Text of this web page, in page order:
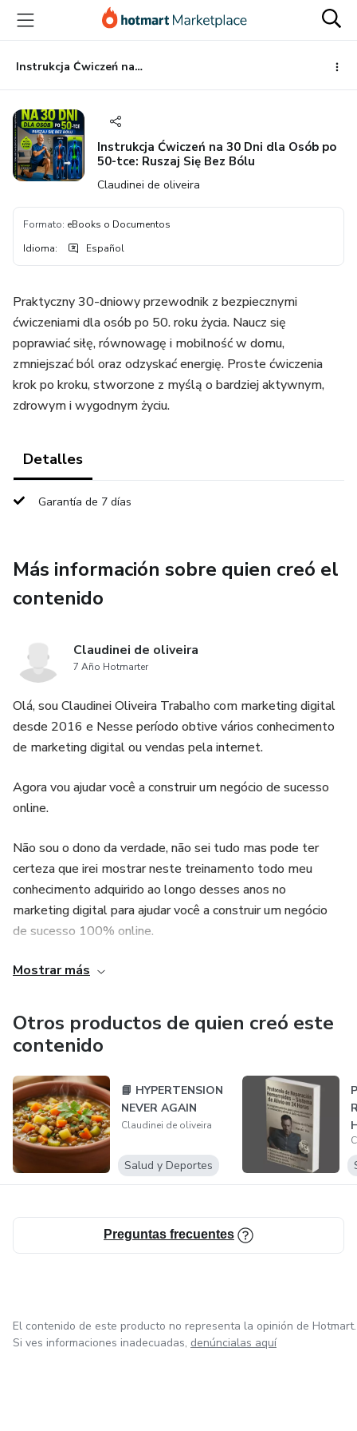
principal
página
de
página
Instrukcja Ćwiczeń na 30 Dni dla Osób po 50-tce: Ruszaj Się Bez Bólu
Instrukcja Ćwiczeń na 30 Dni dla Osób po
50-tce: Ruszaj Się Bez Bólu
Claudinei de oliveira
Formato: eBooks o Documentos
Idioma: Español
Praktyczny 30-dniowy przewodnik z bezpiecznymi
ćwiczeniami dla osób po 50. roku życia. Naucz się
poprawiać siłę, równowagę i mobilność w domu,
zmniejszać ból oraz odzyskać energię. Proste ćwiczenia
krok po kroku, stworzone z myślą o bardziej aktywnym,
zdrowym i wygodnym życiu.
Detalles
Garantía de 7 días
Más información sobre quien creó el
contenido
Claudinei de oliveira
7 Año Hotmarter
Olá, sou Claudinei Oliveira Trabalho com marketing digital
desde 2016 e Nesse período obtive vários conhecimento
de marketing digital ou vendas pela internet.
Agora vou ajudar você a construir um negócio de sucesso
online.
Não sou o dono da verdade, não sei tudo mas pode ter
certeza que irei mostrar neste treinamento todo meu
conhecimento adquirido ao longo desses anos no
marketing digital para ajudar você a construir um negócio
de sucesso 100% online.
Você consegue se imaginar acordando todas as manhãs e
você deseja?
Mostrar más
Otros productos de quien creó este
contenido
📘 HYPERTENSION
NEVER AGAIN
Claudinei de oliveira
Salud y Deportes
Preguntas frecuentes
El contenido de este producto no representa la opinión de Hotmart.
Si ves informaciones inadecuadas, denúncialas aquí